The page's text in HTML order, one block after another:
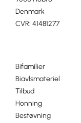
Denmark
CVR: 41481277
Bifamilier
Biavlsmateriel
Tilbud
Honning
Bestøvning